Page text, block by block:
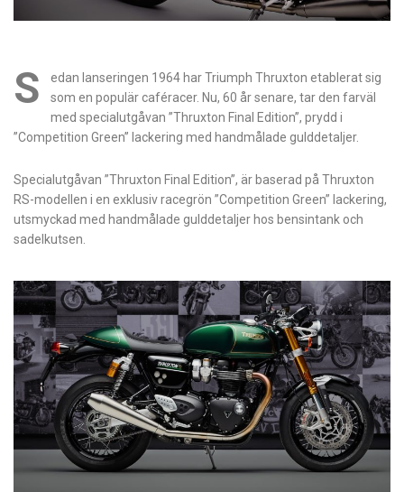
S
edan lanseringen 1964 har Triumph Thruxton etablerat sig
som en populär caféracer. Nu, 60 år senare, tar den farväl
med specialutgåvan ”Thruxton Final Edition”, prydd i
”Competition Green” lackering med handmålade gulddetaljer.
Specialutgåvan ”Thruxton Final Edition”, är baserad på Thruxton
RS-modellen i en exklusiv racegrön ”Competition Green” lackering,
utsmyckad med handmålade gulddetaljer hos bensintank och
sadelkutsen.